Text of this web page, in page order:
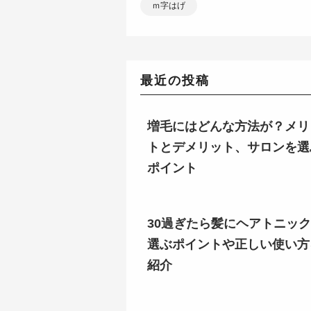
ｍ字はげ
最近の投稿
増毛にはどんな方法が？メ
トとデメリット、サロンを
ポイント
30過ぎたら髪にヘアトニッ
選ぶポイントや正しい使い
紹介